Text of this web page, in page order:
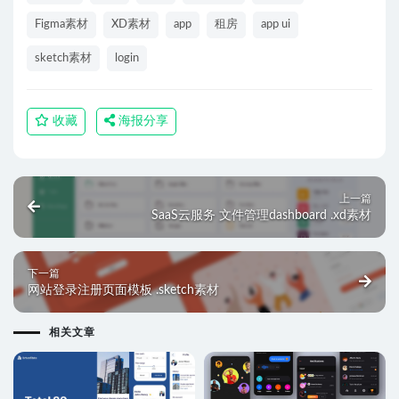
Figma素材 XD素材 app 租房 app ui
sketch素材 login
收藏 海报分享
上一篇
SaaS云服务 文件管理dashboard .xd素材
下一篇
网站登录注册页面模板 .sketch素材
相关文章